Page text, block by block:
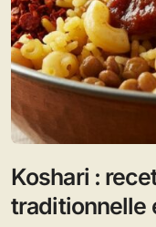
Koshari :
traditionnelle